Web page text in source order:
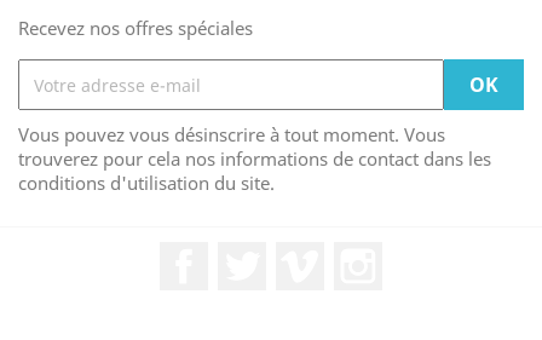
Recevez nos offres spéciales
Vous pouvez vous désinscrire à tout moment. Vous
trouverez pour cela nos informations de contact dans les
conditions d'utilisation du site.